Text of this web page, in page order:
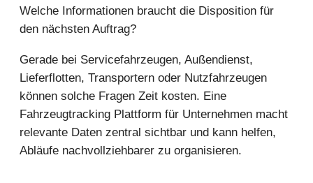
Welche Informationen braucht die Disposition für
den nächsten Auftrag?
Gerade bei Servicefahrzeugen, Außendienst,
Lieferflotten, Transportern oder Nutzfahrzeugen
können solche Fragen Zeit kosten. Eine
Fahrzeugtracking Plattform für Unternehmen macht
relevante Daten zentral sichtbar und kann helfen,
Abläufe nachvollziehbarer zu organisieren.